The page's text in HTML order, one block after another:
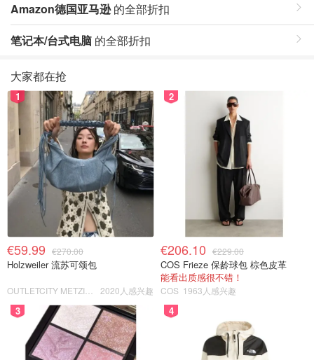
Amazon德国亚马逊的全部折扣
笔记本/台式电脑 的全部折扣
大家都在抢
1
€59.99 €270.00
Holzweiler 流苏可颂包
2020人感兴趣
2
€206.10 €229.00
COS Frieze 保龄球包 棕色皮革
能看出质感很不错！
COS 1963人感兴趣
3 4